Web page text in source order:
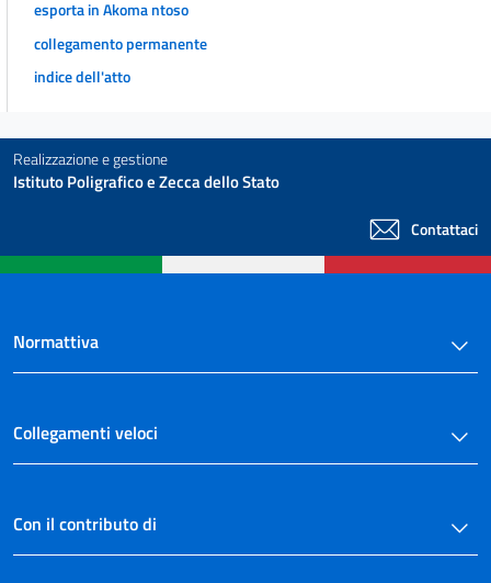
esporta in Akoma ntoso
collegamento permanente
indice dell'atto
Realizzazione e gestione
Istituto Poligrafico e Zecca dello Stato
Contattaci
Normattiva
Collegamenti veloci
Con il contributo di